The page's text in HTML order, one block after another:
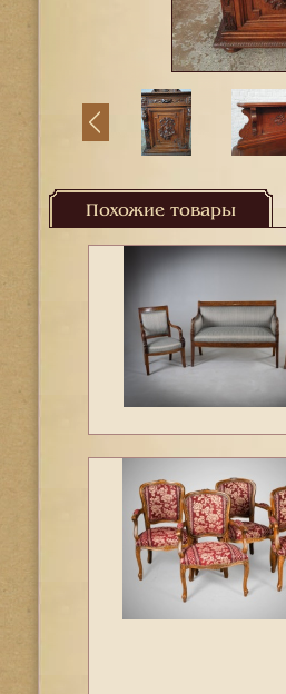
Похожие товары